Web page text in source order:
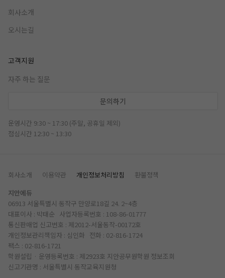
회사소개
오시는길
고객지원
자주 하는 질문
문의하기
운영시간 9:30 ~ 17:30 (주말, 공휴일 제외)
점심시간 12:30 ~ 13:30
회사소개 이용약관 개인정보처리방침
환불정책
지안에듀
06913 서울특별시 동작구 만양로18길 24. 2~4층
대표이사 : 박태순 사업자등록번호 : 108-86-01777
통신판매업 신고번호 : 제2012-서울동작-00172호
개인정보관리책임자 : 심인화 전화 : 02-816-1724
팩스 : 02-816-1721
학원설립 · 운영등록번호 : 제2923호 지안공무원학원 정보조회
신고기관명 : 서울특별시 동작교육지원청